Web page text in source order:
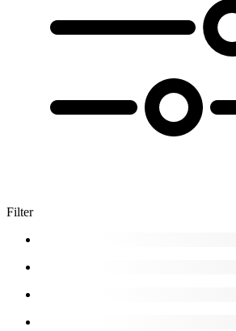
Filter